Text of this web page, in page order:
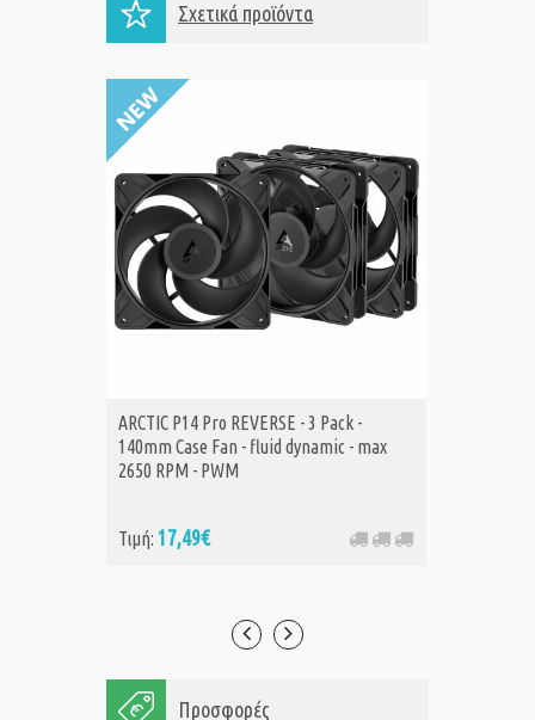
Σχετικά προϊόντα
ARCTIC P14 Pro REVERSE - 3 Pack -
140mm Case Fan - fluid dynamic - max
2650 RPM - PWM
Τιμή: 17,49€
Προσφορές